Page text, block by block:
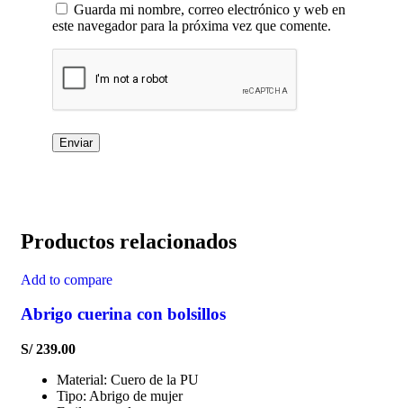
Guarda mi nombre, correo electrónico y web en
este navegador para la próxima vez que comente.
Productos relacionados
Add to compare
Abrigo cuerina con bolsillos
S/239.00
Material: Cuero de la PU
Tipo: Abrigo de mujer